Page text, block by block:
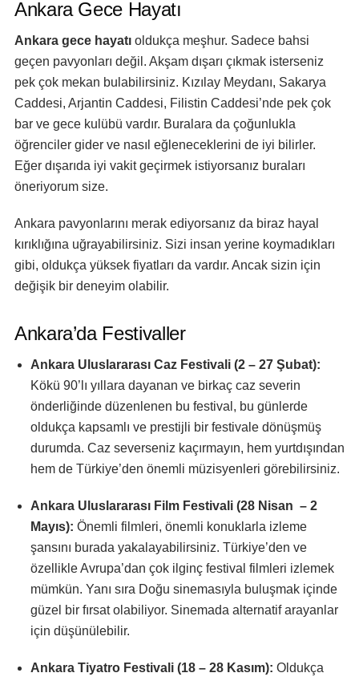
Ankara Gece Hayatı
Ankara gece hayatı oldukça meşhur. Sadece bahsi
geçen pavyonları değil. Akşam dışarı çıkmak isterseniz
pek çok mekan bulabilirsiniz. Kızılay Meydanı, Sakarya
Caddesi, Arjantin Caddesi, Filistin Caddesi’nde pek çok
bar ve gece kulübü vardır. Buralara da çoğunlukla
öğrenciler gider ve nasıl eğleneceklerini de iyi bilirler.
Eğer dışarıda iyi vakit geçirmek istiyorsanız buraları
öneriyorum size.
Ankara pavyonlarını merak ediyorsanız da biraz hayal
kırıklığına uğrayabilirsiniz. Sizi insan yerine koymadıkları
gibi, oldukça yüksek fiyatları da vardır. Ancak sizin için
değişik bir deneyim olabilir.
Ankara’da Festivaller
Ankara Uluslararası Caz Festivali (2 – 27 Şubat):
Kökü 90’lı yıllara dayanan ve birkaç caz severin
önderliğinde düzenlenen bu festival, bu günlerde
oldukça kapsamlı ve prestijli bir festivale dönüşmüş
durumda. Caz severseniz kaçırmayın, hem yurtdışından
hem de Türkiye’den önemli müzisyenleri görebilirsiniz.
Ankara Uluslararası Film Festivali (28 Nisan – 2
Mayıs): Önemli filmleri, önemli konuklarla izleme
şansını burada yakalayabilirsiniz. Türkiye’den ve
özellikle Avrupa’dan çok ilginç festival filmleri izlemek
mümkün. Yanı sıra Doğu sinemasıyla buluşmak içinde
güzel bir fırsat olabiliyor. Sinemada alternatif arayanlar
için düşünülebilir.
Ankara Tiyatro Festivali (18 – 28 Kasım): Oldukça